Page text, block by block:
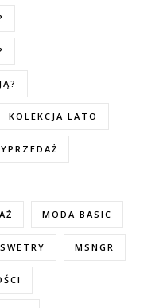
KOLEKCJA LATO
MODA BASIC
MSNGR